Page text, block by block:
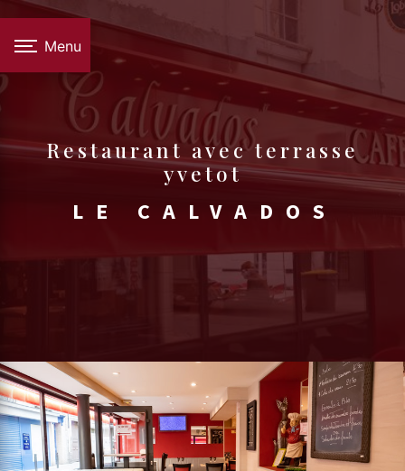
Menu
restaurant avec terrasse
yvetot
LE CALVADOS
Panneau de gestion des cookies